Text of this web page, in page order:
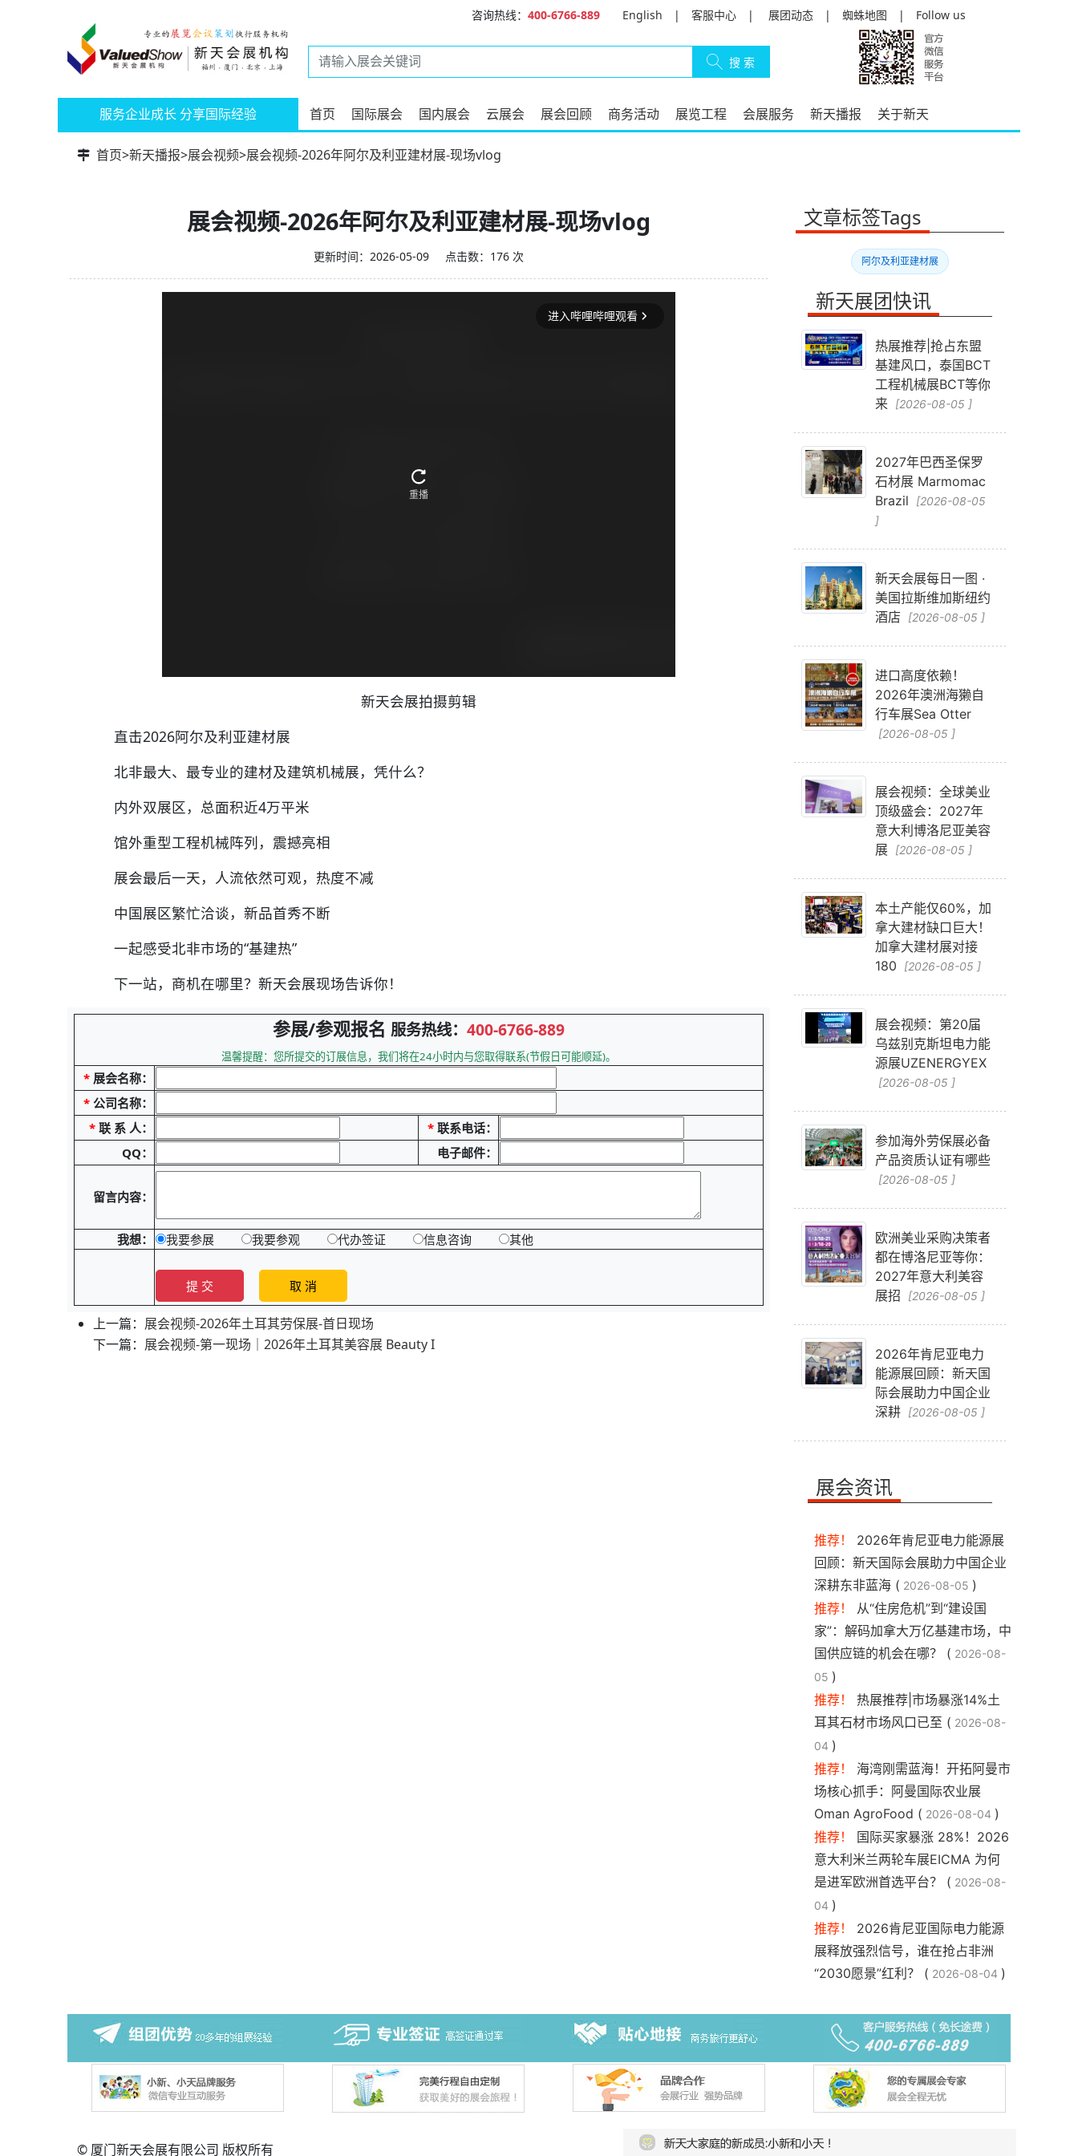
咨询热线： 400-6766-889 English | 客服中心 | 展团动态 | 蜘蛛地图 | Follow us
服务企业成长 分享国际经验 首页 国际展会 国内展会 云展会 展会回顾 商务活动 展览工程 会展服务 新天播报 关于新天
首页>新天播报>展会视频>展会视频-2026年阿尔及利亚建材展-现场vlog
展会视频-2026年阿尔及利亚建材展-现场vlog
更新时间：2026-05-09 点击数：176 次
新天会展拍摄剪辑
直击2026阿尔及利亚建材展
北非最大、最专业的建材及建筑机械展，凭什么？
内外双展区，总面积近4万平米
馆外重型工程机械阵列，震撼亮相
展会最后一天，人流依然可观，热度不减
中国展区繁忙洽谈，新品首秀不断
一起感受北非市场的“基建热”
下一站，商机在哪里？新天会展现场告诉你！
参展/参观报名 服务热线： 400-6766-889
温馨提醒：您所提交的订展信息，我们将在24小时内与您取得联系(节假日可能顺延)。
* 展会名称：
* 公司名称：
* 联 系 人： * 联系电话：
QQ：
电子邮件：
留言内容：
我想： 我要参展 我要参观 代办签证 信息咨询 其他
上一篇： 展会视频-2026年土耳其劳保展-首日现场
下一篇： 展会视频-第一现场｜2026年土耳其美容展 Beauty I
文章标签Tags
阿尔及利亚建材展
新天展团快讯
热展推荐|抢占东盟
基建风口，泰国BCT
工程机械展BCT等你
来 [2026-08-05 ]
2027年巴西圣保罗
石材展 Marmomac
Brazil
[2026-08-05
]
新天会展每日一图 ·
美国拉斯维加斯纽约
酒店
[2026-08-05 ]
进口高度依赖！
2026年澳洲海獭自
行车展Sea Otter
[2026-08-05 ]
展会视频：全球美业
顶级盛会：2027年
意大利博洛尼亚美容
展 [2026-08-05 ]
本土产能仅60%，加
拿大建材缺口巨大！
加拿大建材展对接
180
[2026-08-05 ]
展会视频：第20届
乌兹别克斯坦电力能
源展UZENERGYEX
[2026-08-05 ]
参加海外劳保展必备
产品资质认证有哪些
[2026-08-05 ]
欧洲美业采购决策者
都在博洛尼亚等你：
2027年意大利美容
展招
[2026-08-05 ]
2026年肯尼亚电力
能源展回顾：新天国
际会展助力中国企业
深耕 [2026-08-05 ]
展会资讯
推荐！
2026年肯尼亚电力能源展
回顾：新天国际会展助力中国企业
深耕东非蓝海 ( 2026-08-05 )
推荐！
从“住房危机”到“建设国
家”：解码加拿大万亿基建市场，中
国供应链的机会在哪？ ( 2026-08-
05 )
推荐！
热展推荐|市场暴涨14%土
耳其石材市场风口已至 ( 2026-08-
04 )
推荐！
海湾刚需蓝海！开拓阿曼市
场核心抓手：阿曼国际农业展
Oman AgroFood ( 2026-08-04 )
推荐！
国际买家暴涨 28%！2026
意大利米兰两轮车展EICMA 为何
是进军欧洲首选平台？ ( 2026-08-
04 )
推荐！
2026肯尼亚国际电力能源
展释放强烈信号，谁在抢占非洲
“2030愿景”红利？ ( 2026-08-04 )
© 厦门新天会展有限公司 版权所有